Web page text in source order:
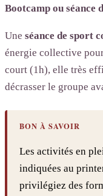
Bootcamp ou séance
Une séance de sport
énergie collective
court (1h), elle très
décrasser le groupe
BON À SAVOIR
Les activités en
indiquées au
privilégiez des